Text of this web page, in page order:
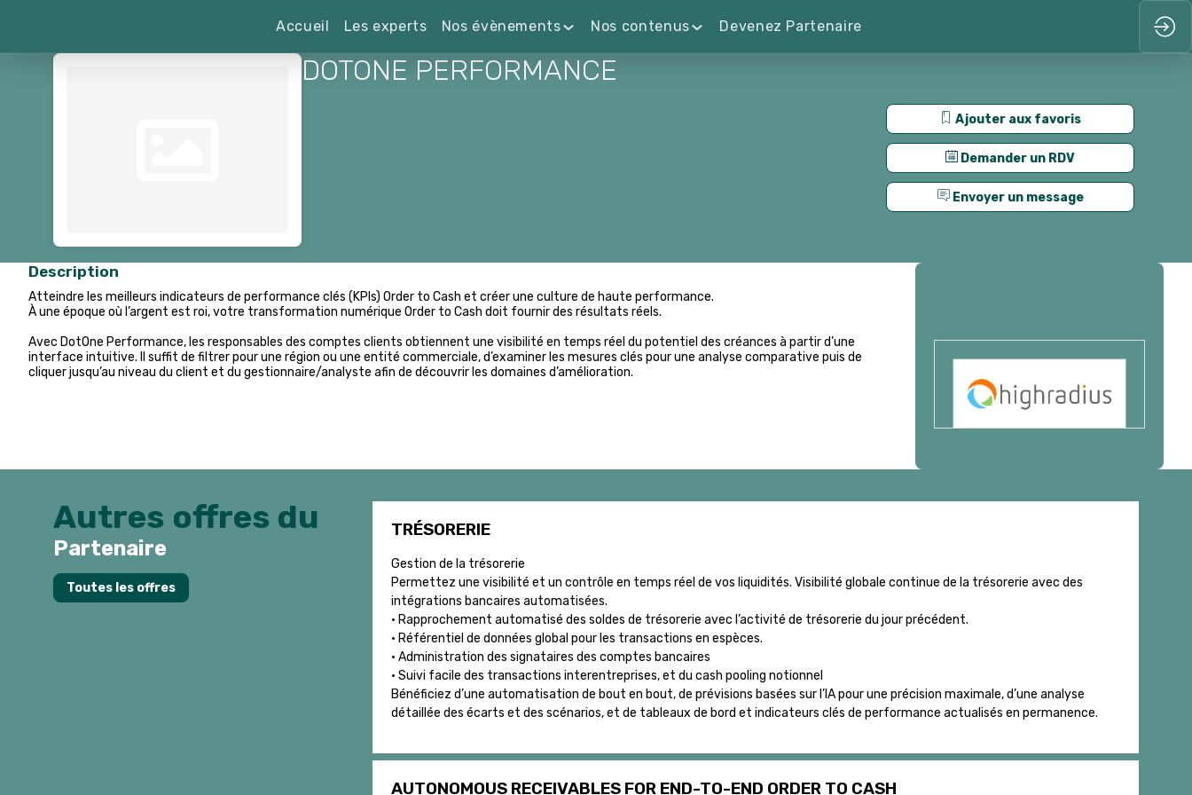
Accueil Les experts Nos évènements Nos contenus Devenez Partenaire
Ajouter aux favoris
Demander un RDV
Envoyer un message
DOTONE PERFORMANCE
Description
Atteindre les meilleurs indicateurs de performance clés (KPIs) Order to Cash et créer une culture de haute performance.
À une époque où l’argent est roi, votre transformation numérique Order to Cash doit fournir des résultats réels.
Avec DotOne Performance, les responsables des comptes clients obtiennent une visibilité en temps réel du potentiel des créances à partir d’une
interface intuitive. Il suffit de filtrer pour une région ou une entité commerciale, d’examiner les mesures clés pour une analyse comparative puis de
cliquer jusqu’au niveau du client et du gestionnaire/analyste afin de découvrir les domaines d’amélioration.
Autres offres du
Partenaire
Toutes les offres
TRÉSORERIE
Gestion de la trésorerie
Permettez une visibilité et un contrôle en temps réel de vos liquidités. Visibilité globale continue de la trésorerie avec des
intégrations bancaires automatisées.
• Rapprochement automatisé des soldes de trésorerie avec l’activité de trésorerie du jour précédent.
• Référentiel de données global pour les transactions en espèces.
• Administration des signataires des comptes bancaires
• Suivi facile des transactions interentreprises, et du cash pooling notionnel
Bénéficiez d’une automatisation de bout en bout, de prévisions basées sur l’IA pour une précision maximale, d’une analyse
détaillée des écarts et des scénarios, et de tableaux de bord et indicateurs clés de performance actualisés en permanence.
AUTONOMOUS RECEIVABLES FOR END-TO-END ORDER TO CASH